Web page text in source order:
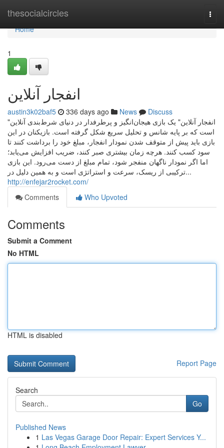
thesocialcircles
Home
Home
1
انفجار آنلاین
austin3k02baf5 336 days ago News
Discuss
"انفجار آنلاین" یک بازی هیجان‌انگیز و پرطرفدار در دنیای شرط‌بندی آنلاین
است که بر پایه شانس و تحلیل سریع شکل گرفته است. بازیکنان در این
بازی باید پیش از متوقف شدن نمودار انفجار، مبلغ خود را برداشت کنند تا
سود کسب کنند. هرچه زمان بیشتری صبر کنند، ضریب افزایش می‌یابد؛
اما اگر نمودار ناگهان منفجر شود، تمام مبلغ از دست می‌رود. این بازی
ترکیبی از ریسک، سرعت و استراتژی است و به همین دلیل در...
http://enfejar2rocket.com/
Comments
Who Upvoted
Comments
Submit a Comment
No HTML
HTML is disabled
Report Page
Search
Go
Published News
1 Las Vegas Garage Door Repair: Expert Services Y...